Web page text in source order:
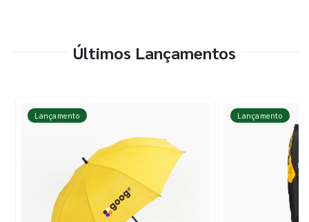
Últimos Lançamentos
Lançamento Lançamento